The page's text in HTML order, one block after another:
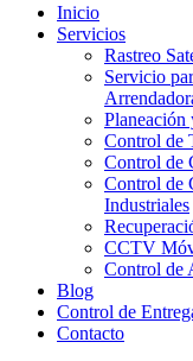
Inicio
Servicios
Rastreo
Servicio
Planeación
Control de
Control de
Control de
Industriales
CCTV
Control de
Blog
Control de
Contacto